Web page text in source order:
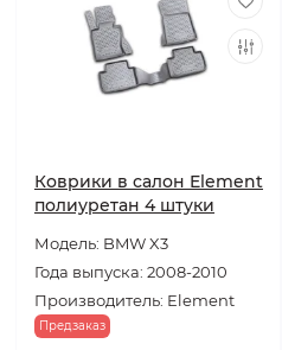
Коврики в салон Element
полиуретан 4 штуки
Модель: BMW X3
Года выпуска: 2008-2010
Производитель: Element
Предзаказ